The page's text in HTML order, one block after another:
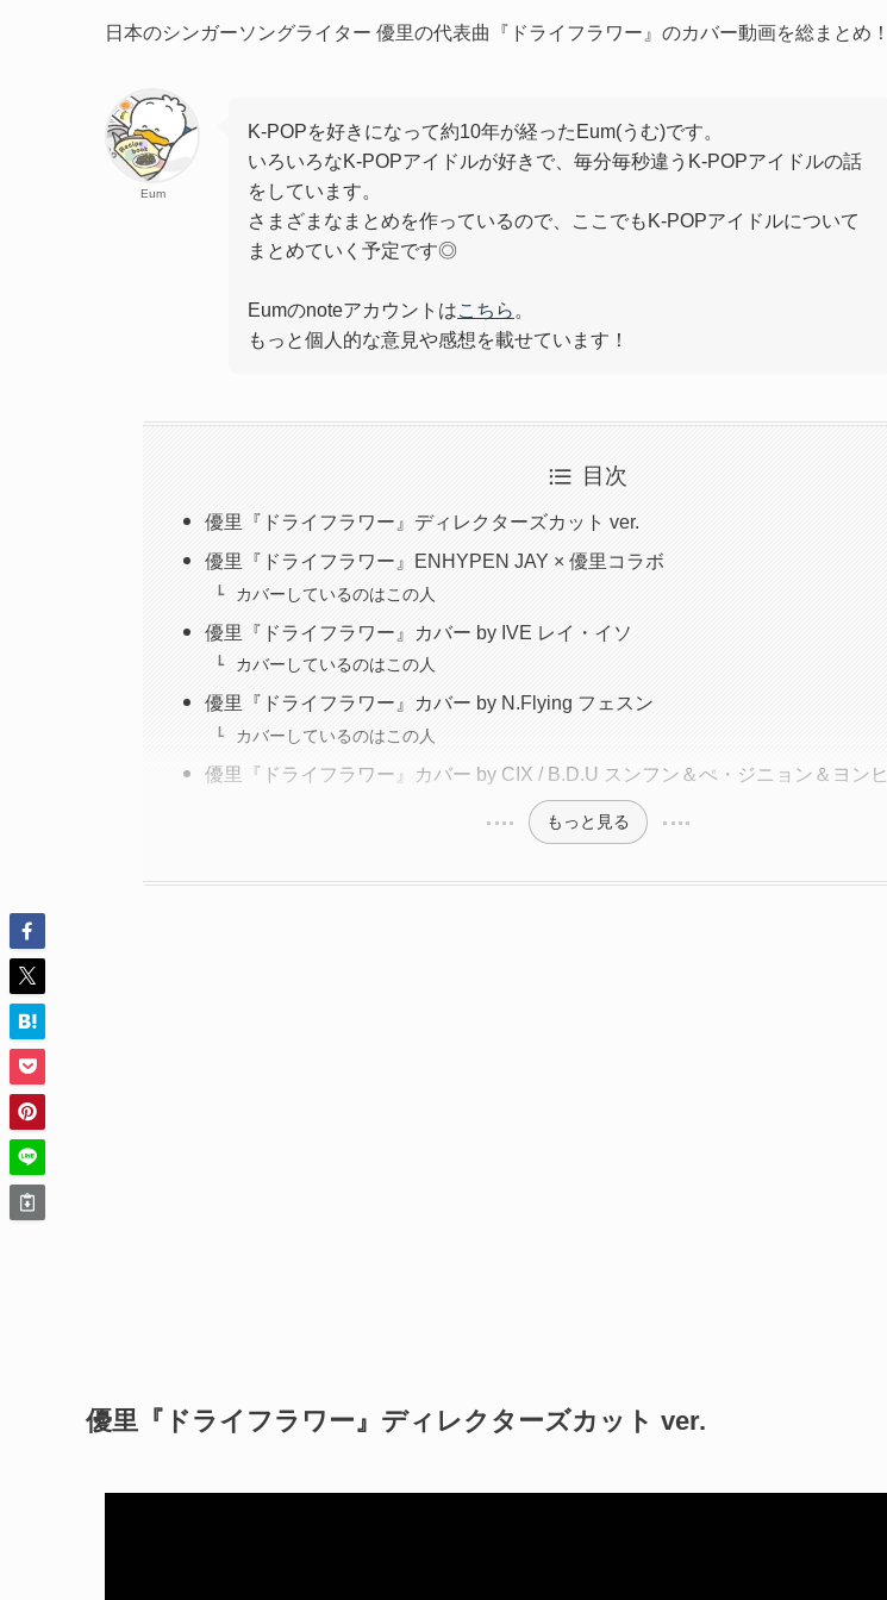
日本のシンガーソングライター 優里の代表曲『ドライフラワー』のカバー動画を総まとめ！
Eum
K-POPを好きになって約10年が経ったEum(うむ)です。
いろいろなK-POPアイドルが好きで、毎分毎秒違うK-POPアイドルの話
をしています。
さまざまなまとめを作っているので、ここでもK-POPアイドルについて
まとめていく予定です◎
Eumのnoteアカウントはこちら 。
もっと個人的な意見や感想を載せています！
目次
優里『ドライフラワー』ディレクターズカット ver.
優里『ドライフラワー』ENHYPEN JAY × 優里コラボ
カバーしているのはこの人
優里『ドライフラワー』カバー by IVE レイ・イソ
カバーしているのはこの人
優里『ドライフラワー』カバー by N.Flying フェスン
カバーしているのはこの人
優里『ドライフラワー』カバー by CIX / B.D.U スンフン＆ぺ・ジニョン＆ヨンヒ
もっと見る
優里『ドライフラワー』ディレクターズカット ver.